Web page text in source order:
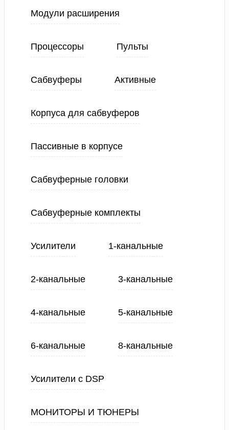
Модули расширения
Процессоры Пульты
Сабвуферы Активные
Корпуса для сабвуферов
Пассивные в корпусе
Сабвуферные головки
Сабвуферные комплекты
Усилители 1-канальные
2-канальные 3-канальные
4-канальные 5-канальные
6-канальные 8-канальные
Усилители с DSP
МОНИТОРЫ И ТЮНЕРЫ